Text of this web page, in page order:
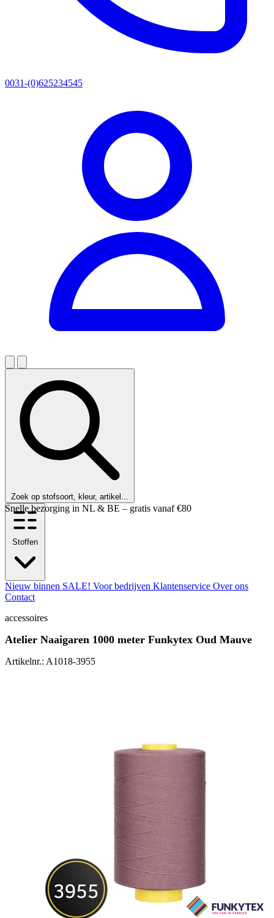
0031-(0)625234545
Zoek op stofsoort, kleur, artikel...
Klanten beoordelen ons met een 9,6!
Stoffen
Nieuw binnen SALE! Voor bedrijven Klantenservice Over ons
Contact
accessoires
Atelier Naaigaren 1000 meter Funkytex Oud Mauve
Artikelnr.: A1018-3955